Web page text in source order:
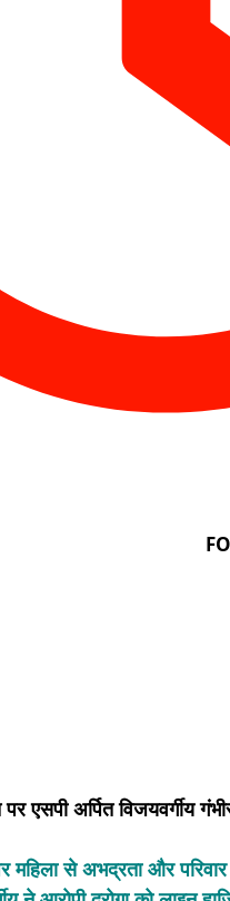
अर्पित विजयवर्गीय
महिला से अभद्रता और